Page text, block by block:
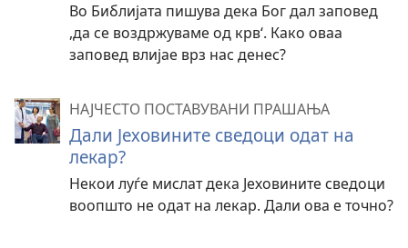
Во Библијата пишува дека Бог дал заповед
,да се воздржуваме од крв‘. Како оваа
заповед влијае врз нас денес?
НАЈЧЕСТО ПОСТАВУВАНИ ПРАШАЊА
Дали Јеховините сведоци одат на
лекар?
Некои луѓе мислат дека Јеховините сведоци
воопшто не одат на лекар. Дали ова е точно?